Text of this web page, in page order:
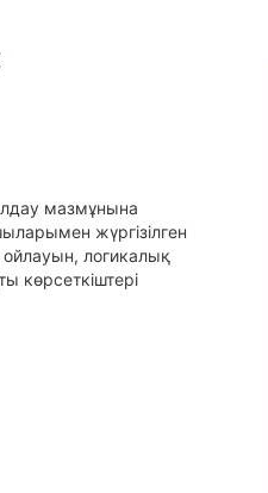
мазмұнына
жүргізілген
логикалық
көрсеткіштері